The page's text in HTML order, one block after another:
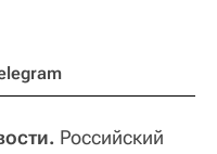
Российский